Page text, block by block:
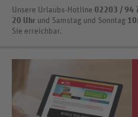
Unsere Urlaubs-Hotline 02203 / 94
20 Uhr und Samstag und Sonntag
Sie erreichbar.